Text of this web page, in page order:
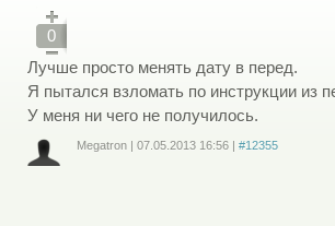
0
Лучше просто менять дату в перед.
Я пытался взломать по инструкции из
У меня ни чего не получилось.
Megatron| 07.05.2013 16:56| #12355